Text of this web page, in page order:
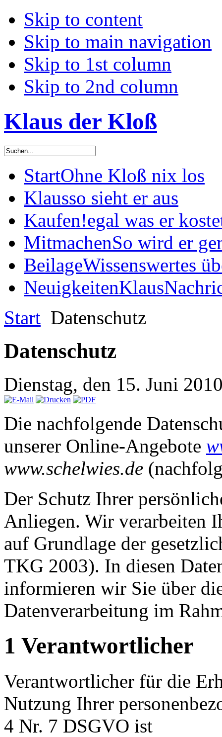
Skip to content
Skip to main navigation
Skip to 1st column
Skip to 2nd column
Klaus der Kloß
StartOhne Kloß nix los
Klausso sieht er aus
Kaufen!egal was er
MitmachenSo wird er
BeilageWissenswertes
Neuigkeiten
Start Datenschutz
Datenschutz
Dienstag, den 15. Juni
Die nachfolgende
unserer Online-Angebote
www.schelwies.de
Der Schutz Ihrer
Anliegen. Wir verarbeiten
auf Grundlage der
TKG 2003). In diesen
informieren wir Sie über
Datenverarbeitung im
1 Verantwortlicher
Verantwortlicher für die
Nutzung Ihrer p
4 Nr. 7 DSGVO ist